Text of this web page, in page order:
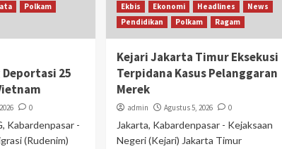
Polkam
25
0
Kabardenpasar -
(Rudenim)
Ekbis Ekonomi Headlines
News
Pendidikan
Polkam Ragam
Kejari Jakarta Timur Eksekusi
Terpidana Kasus Pelanggaran
Merek
admin Agustus 5, 2026 0
Jakarta, Kabardenpasar - Kejaksaan
Negeri (Kejari) Jakarta Timur